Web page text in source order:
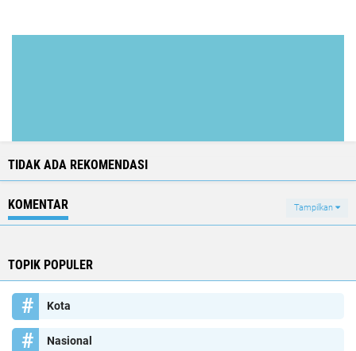
TIDAK ADA REKOMENDASI
KOMENTAR Tampilkan
TOPIK POPULER
Kota
Nasional